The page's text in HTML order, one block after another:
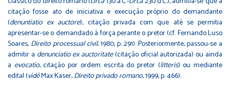
citação fosse ato de iniciativa e execução próprio do demandante
(denuntiatio ex auctore), citação privada com que até se permitia
apresentar-se o demandado à força perante o pretor (cf. Fernando Luso
Soares, Direito processual civil, 1980, p. 291). Posteriormente, passou-se a
admitir a denunciatio ex auctoritate(citação oficial autorizada) ou ainda
a evocatio, citação por ordem escrita do pretor (litteris) ou mediante
edital (vidēMax Kaser,Direito privado romano, 1999, p. 466).